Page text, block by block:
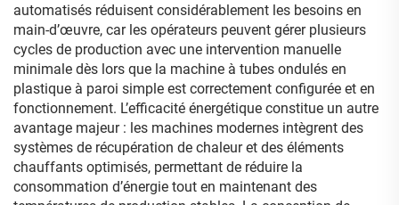
automatisés réduisent considérablement les besoins en
main-d’œuvre, car les opérateurs peuvent gérer plusieurs
cycles de production avec une intervention manuelle
minimale dès lors que la machine à tubes ondulés en
plastique à paroi simple est correctement configurée et en
fonctionnement. L’efficacité énergétique constitue un autre
avantage majeur : les machines modernes intègrent des
systèmes de récupération de chaleur et des éléments
chauffants optimisés, permettant de réduire la
consommation d’énergie tout en maintenant des